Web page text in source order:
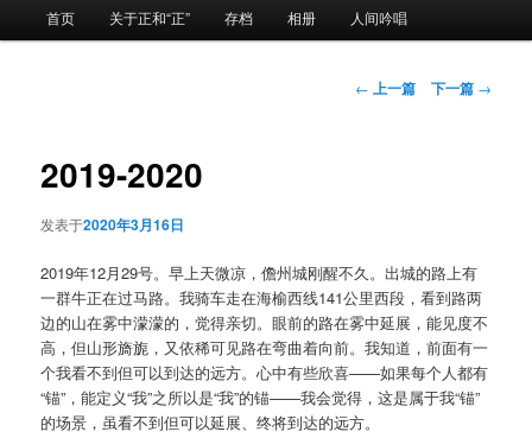
首页 关于正和“正” 存档 相册 人间吟唱
文
← 上一篇 下一篇 →
2019-2020
发表于2020年3月16日
2019年12月29号。早上天微凉，儋州城刚醒不久。出城的路上有
一群牛正在过马路。我骑车走在海榆西线141公里西段，看到路两
边的山在雾中濛濛的，觉得亲切。眼前的路在雾中延展，能见度不
高，但山形旖旎，又依稀可见路在弯曲着向前。我知道，前面有一
个我看不到但可以到达的远方。心中有些欣喜——如果每个人都有
“锚”，能定义“我”之所以是“我”的锚——我会觉得，这是属于我“锚”
的场景，虽看不到但可以延展、终将到达的远方。